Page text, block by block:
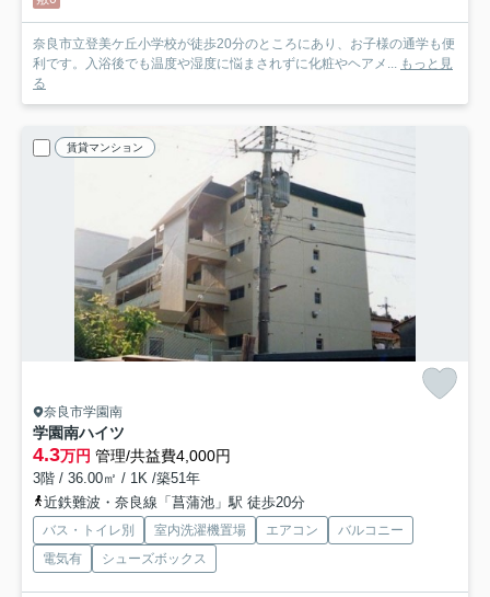
奈良市立登美ケ丘小学校が徒歩20分のところにあり、お子様の通学も便
利です。入浴後でも温度や湿度に悩まされずに化粧やヘアメ... もっと見
る
賃貸マンション
奈良市学園南
学園南ハイツ
4.3万円 管理/共益費4,000円
3階 / 36.00㎡ / 1K /築51年
近鉄難波・奈良線「菖蒲池」駅 徒歩20分
バス・トイレ別 室内洗濯機置場 エアコン
バルコニー
電気有
シューズボックス